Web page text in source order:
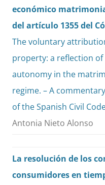
económico
del artículo 1355 del
The voluntary
property: a reflection
autonomy in the
regime. – A
of the Spanish Civil
Antonia Nieto Alonso
La resolución de los
consumidores en